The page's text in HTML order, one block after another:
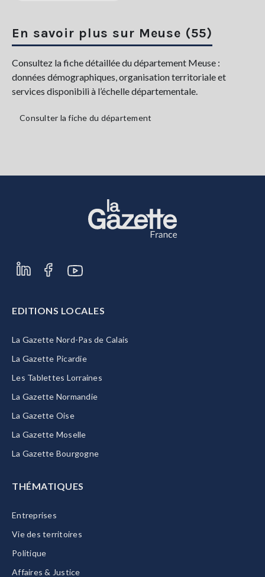
En savoir plus sur Meuse (55)
Consultez la fiche détaillée du département Meuse :
données démographiques, organisation territoriale et
services disponibili à l’échelle départementale.
Consulter la fiche du département
EDITIONS LOCALES
La Gazette Nord-Pas de Calais
La Gazette Picardie
Les Tablettes Lorraines
La Gazette Normandie
La Gazette Oise
La Gazette Moselle
La Gazette Bourgogne
THÉMATIQUES
Entreprises
Vie des territoires
Politique
Affaires & Justice